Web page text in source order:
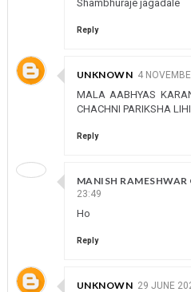
Shambhuraje jagadale
Reply
UNKNOWN 4
MALA AABHYAS
CHACHNI PARIKSHA
Reply
MANISH
23:49
Ho
Reply
UNKNOWN 29 JUNE